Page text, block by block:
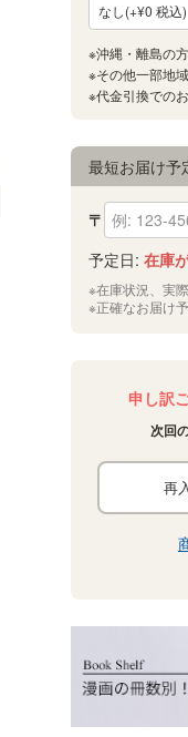
最短お届け予
〒
予定日: 在庫
※在庫状況、実
※正確なお届け
申し訳
次回
再